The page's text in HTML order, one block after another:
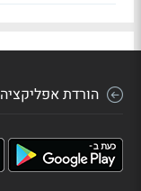
הורדת אפליקציה